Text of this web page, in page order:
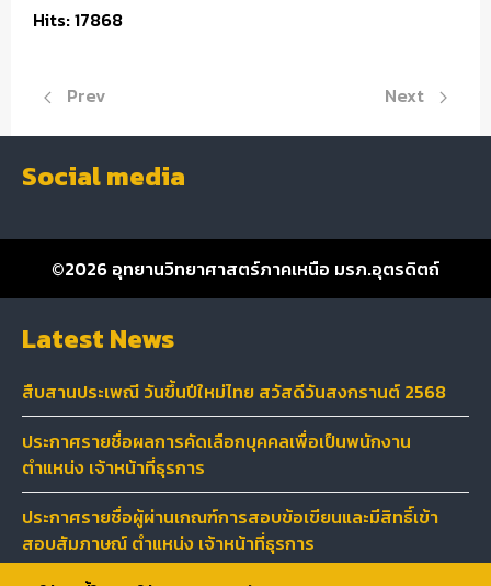
Hits: 17868
Previous article: ประกาศรายชื่อผู้ผ่านเกณฑ์การสอบข้อเ
Prev Next
Next
Social media
©2026 อุทยานวิทยาศาสตร์ภาคเหนือ มรภ.อุตรดิตถ์
Latest News
สืบสานประเพณี วันขึ้นปีใหม่ไทย สวัสดีวันสงกรานต์ 2568
ประกาศรายชื่อผลการคัดเลือกบุคคลเพื่อเป็นพนักงาน
ตำแหน่ง เจ้าหน้าที่ธุรการ
ประกาศรายชื่อผู้ผ่านเกณฑ์การสอบข้อเขียนและมีสิทธิ์เข้า
สอบสัมภาษณ์ ตำแหน่ง เจ้าหน้าที่ธุรการ